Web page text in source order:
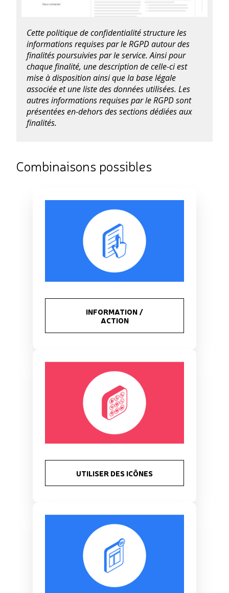
Cette politique de confidentialité structure les
informations requises par le RGPD autour des
finalités poursuivies par le service. Ainsi pour
chaque finalité, une description de celle-ci est
mise à disposition ainsi que la base légale
associée et une liste des données utilisées. Les
autres informations requises par le RGPD sont
présentées en-dehors des sections dédiées aux
finalités.
Combinaisons possibles
INFORMATION /
ACTION
UTILISER DES ICÔNES